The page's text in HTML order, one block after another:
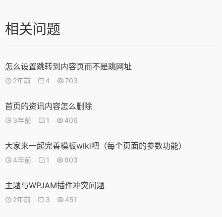
相关问题
怎么设置跳转到内容页而不是跳网址
2年前 4 703
首页的资讯内容怎么删除
3年前 1 406
大家来一起完善模板wiki吧（每个页面的参数功能）
4年前 1 803
主题与WPJAM插件冲突问题
2年前 3 451